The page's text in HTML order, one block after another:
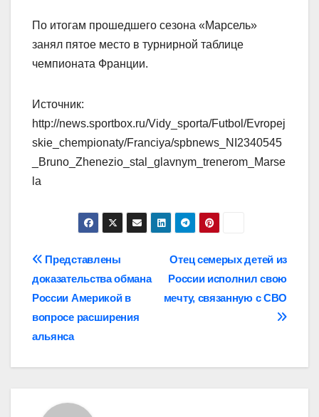
По итогам прошедшего сезона «Марсель»
занял пятое место в турнирной таблице
чемпионата Франции.
Источник:
http://news.sportbox.ru/Vidy_sporta/Futbol/Evropej
skie_chempionaty/Franciya/spbnews_NI2340545
_Bruno_Zhenezio_stal_glavnym_trenerom_Marse
la
Навигация
по
записям
Отец семерых детей из
России исполнил свою
мечту, связанную с СВО
Представлены
доказательства обмана
России Америкой в
вопросе расширения
альянса